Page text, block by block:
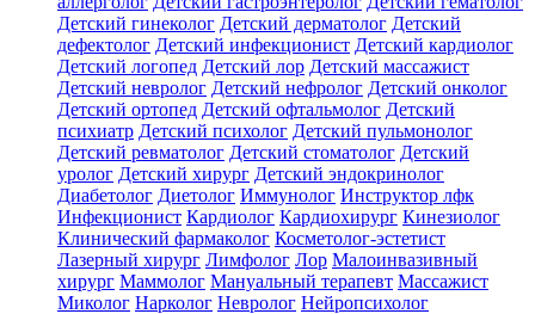
Детский гинеколог Детский дерматолог Детский
дефектолог Детский инфекционист Детский кардиолог
Детский логопед Детский лор Детский массажист
Детский невролог Детский нефролог Детский онколог
Детский ортопед Детский офтальмолог Детский
психиатр Детский психолог Детский пульмонолог
Детский ревматолог Детский стоматолог Детский
уролог Детский хирург Детский эндокринолог
Диабетолог Диетолог Иммунолог Инструктор лфк
Инфекционист Кардиолог Кардиохирург Кинезиолог
Клинический фармаколог Косметолог-эстетист
Лазерный хирург Лимфолог Лор Малоинвазивный
хирург Маммолог Мануальный терапевт Массажист
Миколог Нарколог Невролог Нейропсихолог